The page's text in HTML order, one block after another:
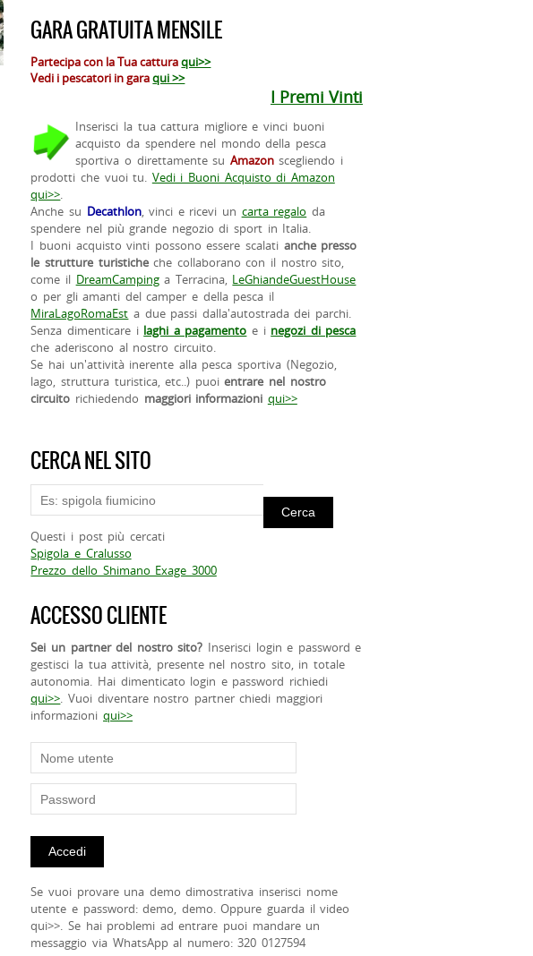
GARA GRATUITA MENSILE
Partecipa con la Tua catturaqui>>
Vedi i pescatori in garaqui >>
I Premi Vinti
Inserisci la tua cattura migliore e vinci buoni
acquisto da spendere nel mondo della pesca
sportiva o direttamente su Amazonscegliendo i
prodotti che vuoi tu. Vedi i Buoni Acquisto di Amazon
qui>>.
Anche su Decathlon, vinci e ricevi un carta regalo da
spendere nel più grande negozio di sport in Italia.
I buoni acquisto vinti possono essere scalati anche presso
le strutture turisticheche collaborano con il nostro sito,
come il DreamCampinga Terracina, LeGhiandeGuestHouse
o per gli amanti del camper e della pesca il
MiraLagoRomaEst a due passi dalla'autostrada dei parchi.
Senza dimenticare i laghi a pagamento e i negozi di pesca
che aderiscono al nostro circuito.
Se hai un'attività inerente alla pesca sportiva (Negozio,
lago, struttura turistica, etc..) puoientrare nel nostro
circuito richiedendo maggiori informazioni qui>>
CERCA NEL SITO
Questi i post più cercati
Spigola e Cralusso
Prezzo dello Shimano Exage 3000
ACCESSO CLIENTE
Sei un partner del nostro sito? Inserisci login e password e
gestisci la tua attività, presente nel nostro sito, in totale
autonomia. Hai dimenticato login e password richiedi
qui>>. Vuoi diventare nostro partner chiedi maggiori
informazioniqui>>
Se vuoi provare una demo dimostrativa inserisci nome
utente e password: demo, demo. Oppure guarda il video
qui>>. Se hai problemi ad entrare puoi mandare un
messaggio via WhatsApp al numero: 320 0127594